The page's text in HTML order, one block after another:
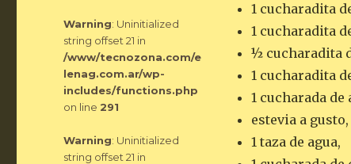
1 cucharadita
1 cucharadita
½ cucharadita
1 cucharadita
1 cucharada de
estevia a gusto,
1 taza de agua,
Warning: Uninitialized
string offset 21 in
/www/tecnozona.com/e
lenag.com.ar/wp-
includes/functions.php
on line 291
Warning: Uninitialized
string offset 21 in